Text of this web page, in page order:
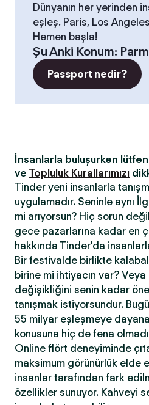
Dünyanın her yerinden
eşleş. Paris, Los
Hemen başla!
Şu Anki Konum:
Passport nedir?
İnsanlarla buluşurken lütfen
ve Topluluk Kurallarımızı
Tinder yeni insanlarla
uygulamadır. Seninle aynı
mi arıyorsun? Hiç sorun
gece pazarlarına kadar en
hakkında Tinder'da
Bir festivalde birlikte
birine mi ihtiyacın var?
değişikliğini senin kadar
tanışmak istiyorsundur.
55 milyar eşleşmeye
konusuna hiç de fena
Online flört deneyiminde
maksimum görünürlük elde
insanlar tarafından fark
özellikler sunuyor. Kahveyi